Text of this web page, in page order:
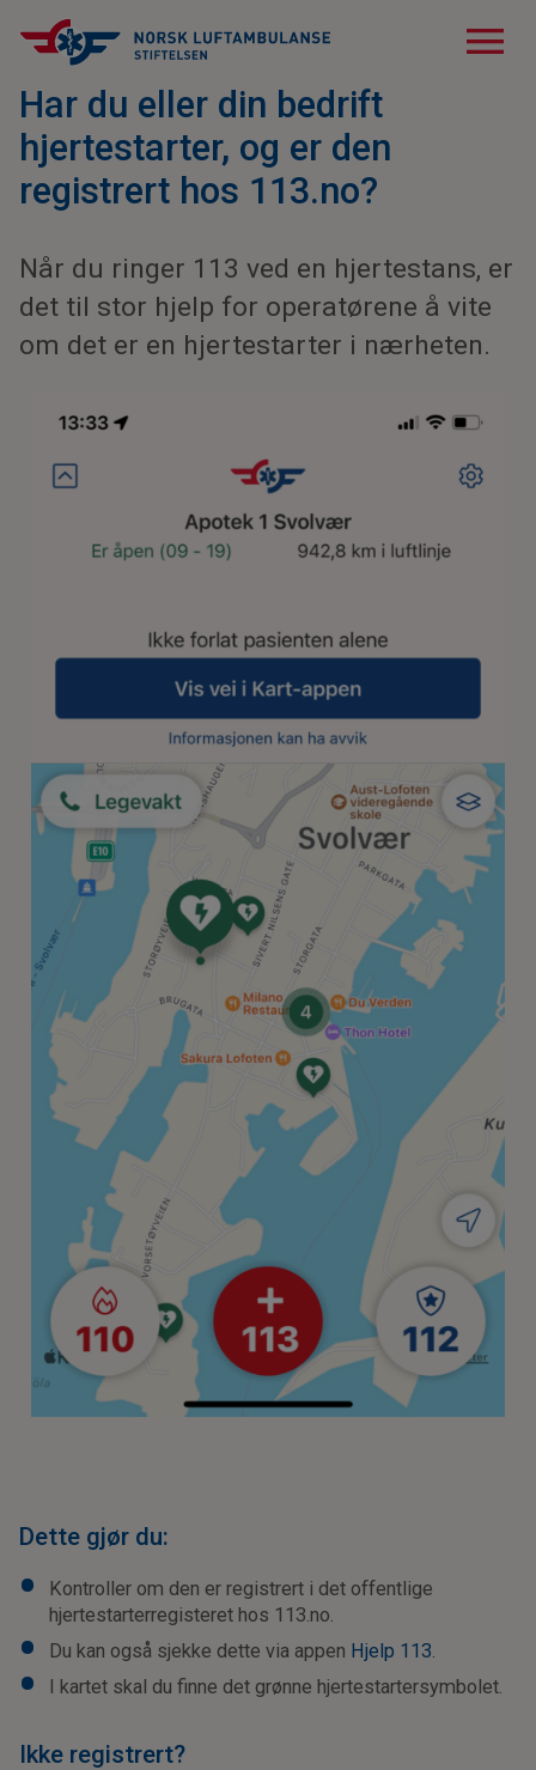
menu
Har du eller din bedrift
hjertestarter, og er den
registrert hos 113.no?
Når du ringer 113 ved en hjertestans, er
det til stor hjelp for operatørene å vite
om det er en hjertestarter i nærheten.
Dette gjør du:
Kontroller om den er registrert i det offentlige
hjertestarterregisteret hos 113.no.
Du kan også sjekke dette via appen Hjelp 113
I kartet skal du finne det grønne hjertestartersymbolet.
Ikke registrert?